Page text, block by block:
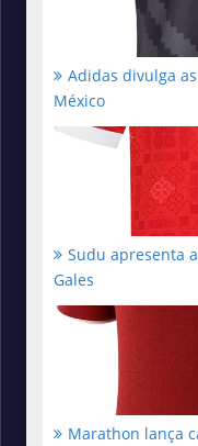
Adidas divulga
México
Sudu apresenta
Gales
Marathon lança